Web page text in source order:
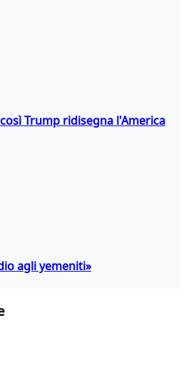
Trump ridisegna l'America
agli yemeniti»